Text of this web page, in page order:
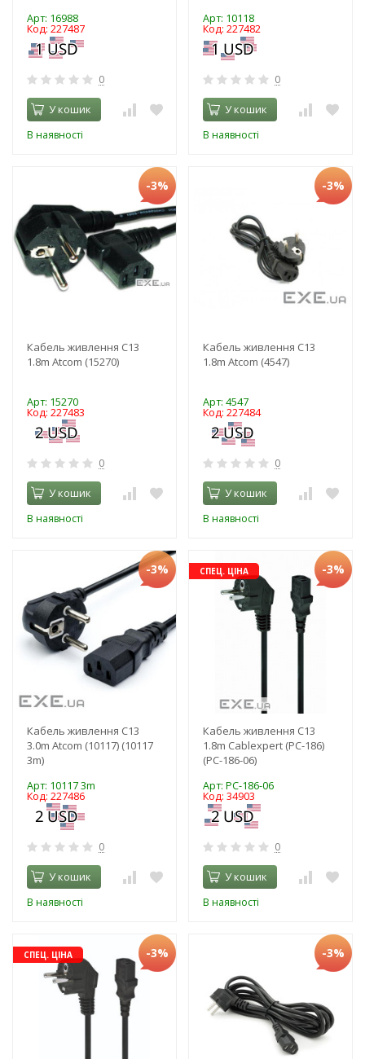
Арт: 16988
Код: 227487
0
У кошик
В наявності
Арт: 10118
Код: 227482
0
У кошик
В наявності
-3%
Кабель живлення C13
1.8m Atcom (15270)
Арт: 15270
Код: 227483
0
У кошик
В наявності
-3%
Кабель живлення C13
1.8m Atcom (4547)
Арт: 4547
Код: 227484
0
У кошик
В наявності
-3%
Кабель живлення C13
3.0m Atcom (10117) (10117
3m)
Арт: 10117 3m
Код: 227486
0
У кошик
В наявності
СПЕЦ. ЦІНА -3%
Кабель живлення C13
1.8m Cablexpert (PC-186)
(PC-186-06)
Арт: PC-186-06
Код: 34903
0
У кошик
В наявності
СПЕЦ. ЦІНА -3% -3%